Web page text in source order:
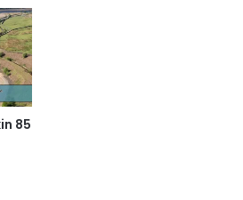
85